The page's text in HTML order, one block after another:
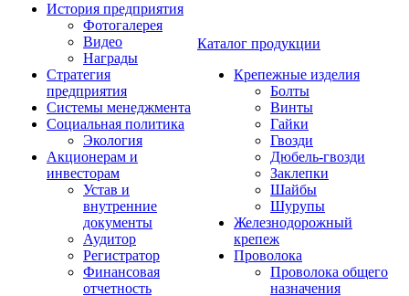
История предприятия
Фотогалерея
Видео
Награды
Стратегия
предприятия
Системы менеджмента
Социальная политика
Экология
Акционерам и
инвесторам
Устав и
внутренние
документы
Аудитор
Регистратор
Финансовая
отчетность
Каталог продукции
Крепежные изделия
Болты
Винты
Гайки
Гвозди
Дюбель-гвозди
Заклепки
Шайбы
Шурупы
Железнодорожный
крепеж
Проволока
Проволока общего
назначения